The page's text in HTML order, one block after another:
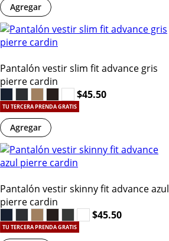
Agregar
Pantalón vestir slim fit advance gris
pierre cardin
$45.50
TU TERCERA PRENDA GRATIS
Agregar
Pantalón vestir skinny fit advance azul
pierre cardin
$45.50
TU TERCERA PRENDA GRATIS